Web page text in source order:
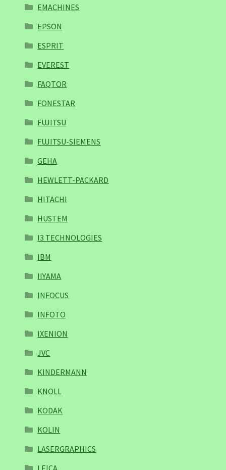
EMACHINES
EPSON
ESPRIT
EVEREST
FAQTOR
FONESTAR
FUJITSU
FUJITSU-SIEMENS
GEHA
HEWLETT-PACKARD
HITACHI
HUSTEM
I3 TECHNOLOGIES
IBM
IIYAMA
INFOCUS
INFOTO
IXENION
JVC
KINDERMANN
KNOLL
KODAK
KOLIN
LASERGRAPHICS